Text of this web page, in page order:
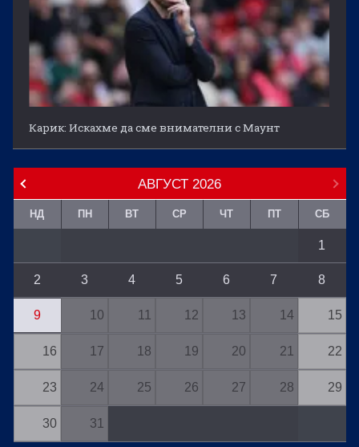
Карик: Искахме да сме внимателни с Маунт
АВГУСТ 2026
НД ПН ВТ СР ЧТ ПТ СБ
1
2 3 4 5 6 7 8
9 10 11 12 13 14 15
16 17 18 19 20 21 22
23 24 25 26 27 28 29
30 31